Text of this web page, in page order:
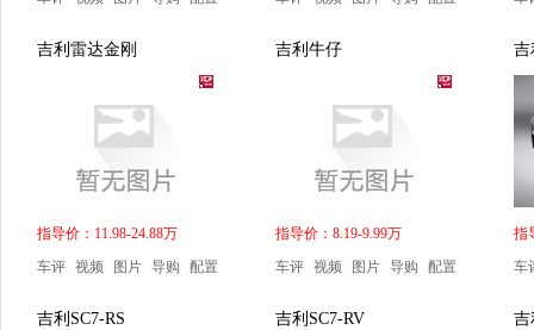
吉利雷达金刚
指导价：11.98-24.88万
车评 视频 图片 导购 配置
吉利牛仔
指导价：8.19-9.99万
车评 视频 图片 导购 配置
吉
指
车
吉利SC7-RS 吉利SC7-RV 吉